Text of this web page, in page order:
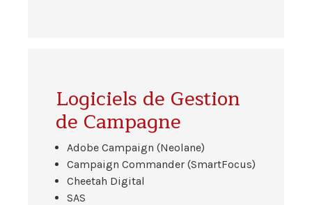
Logiciels de Gestion
de Campagne
Adobe Campaign (Neolane)
Campaign Commander (SmartFocus)
Cheetah Digital
SAS